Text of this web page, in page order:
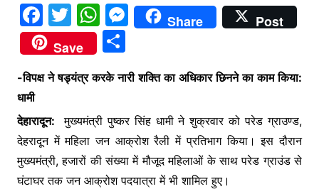
F
a
c
e
o
o
k
T
w
itt
er
W
h
at
s
p
p
M
e
s
n
g
er
Share
Post
Save
S
h
ar
e
-विपक्ष ने षड्यंत्र करके नारी शक्ति का अधिकार छिनने का काम किया:
धामी
देहारादून:
मुख्यमंत्री पुष्कर सिंह धामी ने शुक्रवार को परेड ग्राउण्ड,
देहरादून में महिला जन आक्रोश रैली में प्रतिभाग किया। इस दौरान
मुख्यमंत्री, हजारों की संख्या में मौजूद महिलाओं के साथ परेड ग्राउंड से
घंटाघर तक जन आक्रोश पदयात्रा में भी शामिल हुए।